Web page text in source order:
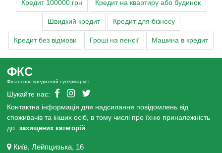
Кредит 100000 грн Кредит на квартиру або будинок
Швидкий кредит Кредит для бізнесу
Кредит без відмови Гроші на пенсії Машина в кредит
ФКС
Фінансово-кредитний супермаркет
Шукайте нас:
Контактна інформація для надсилання повідомлень від
споживачів та інших осіб, в тому числі про їхню приналежність
до
захищених категорій
Київ, Лейпцизька, 16